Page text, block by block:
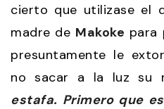
cierto que utilizase el
madre de Makoke para
presuntamente le
no sacar a la luz su
estafa. Primero que